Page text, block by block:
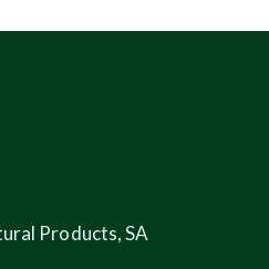
Products, SA